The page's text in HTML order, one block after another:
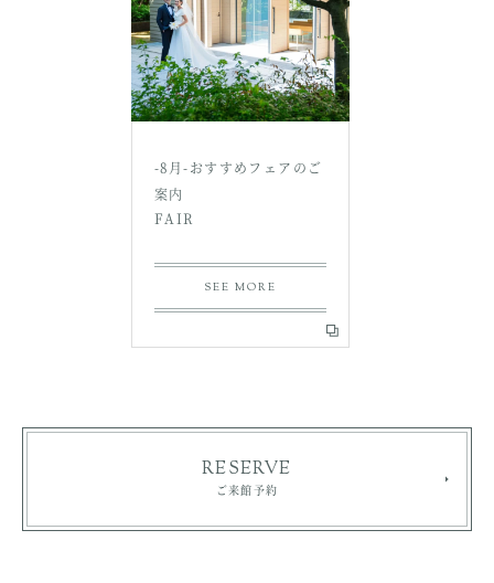
-8月-おすすめフェアのご
案内
FAIR
SEE MORE
RESERVE
ご来館予約